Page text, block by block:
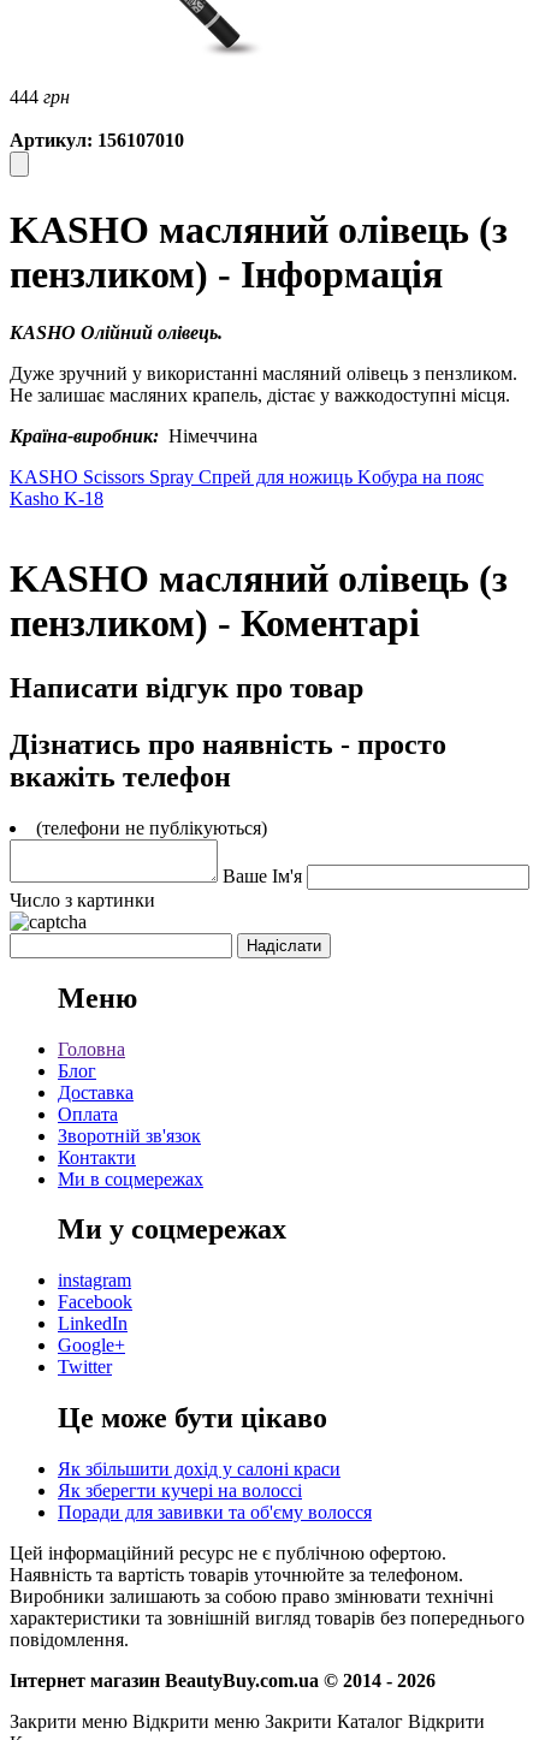
444 грн
Артикул: 156107010
KASHO масляний олівець (з
пензликом) - Інформація
KASHO Олійний олівець.
Дуже зручний у використанні масляний олівець з пензликом.
Не залишає масляних крапель, дістає у важкодоступні місця.
Країна-виробник: Німеччина
KASHO Scissors Spray Спрей для ножиць Kобура на пояс
Kasho K-18
KASHO масляний олівець (з
пензликом) - Коментарі
Написати відгук про товар
Дізнатись про наявність - просто
вкажіть телефон
(телефони не публікуються)
Ваше Ім'я
Число з картинки
Меню
Головна
Блог
Доставка
Оплата
Зворотній зв'язок
Контакти
Ми в соцмережах
Ми у соцмережах
instagram
Facebook
LinkedIn
Google+
Twitter
Це може бути цікаво
Як збільшити дохід у салоні краси
Як зберегти кучері на волоссі
Поради для завивки та об'єму волосся
Цей інформаційний ресурс не є публічною офертою.
Наявність та вартість товарів уточнюйте за телефоном.
Виробники залишають за собою право змінювати технічні
характеристики та зовнішній вигляд товарів без попереднього
повідомлення.
Інтернет магазин BeautyBuy.com.ua © 2014 - 2026
Закрити меню Відкрити меню Закрити Каталог Відкрити